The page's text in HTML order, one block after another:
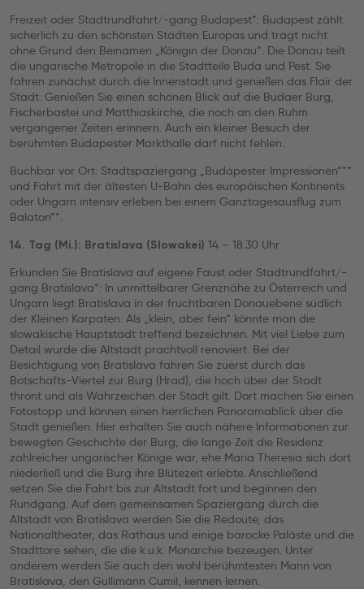
Freizeit oder Stadtrundfahrt/-gang Budapest*: Budapest zählt
sicherlich zu den schönsten Städten Europas und trägt nicht
ohne Grund den Beinamen „Königin der Donau“. Die Donau teilt
die ungarische Metropole in die Stadtteile Buda und Pest. Sie
fahren zunächst durch die Innenstadt und genießen das Flair der
Stadt. Genießen Sie einen schönen Blick auf die Budaer Burg,
Fischerbastei und Matthiaskirche, die noch an den Ruhm
vergangener Zeiten erinnern. Auch ein kleiner Besuch der
berühmten Budapester Markthalle darf nicht fehlen.
Buchbar vor Ort: Stadtspaziergang „Budapester Impressionen“**
und Fahrt mit der ältesten U-Bahn des europäischen Kontinents
oder Ungarn intensiv erleben bei einem Ganztagesausflug zum
Balaton**.
14. Tag (Mi.): Bratislava (Slowakei) 14 – 18.30 Uhr
Erkunden Sie Bratislava auf eigene Faust oder Stadtrundfahrt/-
gang Bratislava*: In unmittelbarer Grenznähe zu Österreich und
Ungarn liegt Bratislava in der fruchtbaren Donauebene südlich
der Kleinen Karpaten. Als „klein, aber fein“ könnte man die
slowakische Hauptstadt treffend bezeichnen. Mit viel Liebe zum
Detail wurde die Altstadt prachtvoll renoviert. Bei der
Besichtigung von Bratislava fahren Sie zuerst durch das
Botschafts-Viertel zur Burg (Hrad), die hoch über der Stadt
thront und als Wahrzeichen der Stadt gilt. Dort machen Sie einen
Fotostopp und können einen herrlichen Panoramablick über die
Stadt genießen. Hier erhalten Sie auch nähere Informationen zur
bewegten Geschichte der Burg, die lange Zeit die Residenz
zahlreicher ungarischer Könige war, ehe Maria Theresia sich dort
niederließ und die Burg ihre Blütezeit erlebte. Anschließend
setzen Sie die Fahrt bis zur Altstadt fort und beginnen den
Rundgang. Auf dem gemeinsamen Spaziergang durch die
Altstadt von Bratislava werden Sie die Redoute, das
Nationaltheater, das Rathaus und einige barocke Paläste und die
Stadttore sehen, die die k.u.k. Monarchie bezeugen. Unter
anderem werden Sie auch den wohl berühmtesten Mann von
Bratislava, den Gullimann Cumil, kennen lernen.